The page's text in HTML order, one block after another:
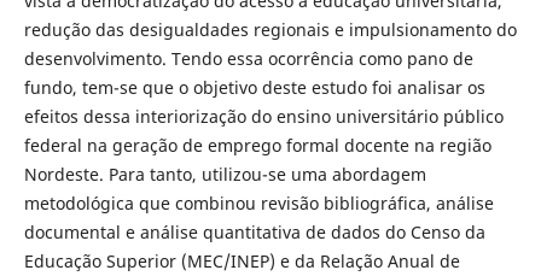
redução das desigualdades regionais e impulsionamento do
desenvolvimento. Tendo essa ocorrência como pano de
fundo, tem-se que o objetivo deste estudo foi analisar os
efeitos dessa interiorização do ensino universitário público
federal na geração de emprego formal docente na região
Nordeste. Para tanto, utilizou-se uma abordagem
metodológica que combinou revisão bibliográfica, análise
documental e análise quantitativa de dados do Censo da
Educação Superior (MEC/INEP) e da Relação Anual de